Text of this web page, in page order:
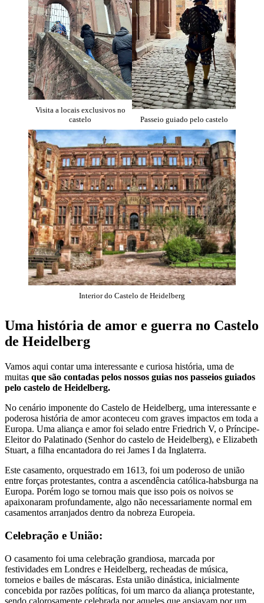
Visita a locais exclusivos no
castelo
Passeio guiado pelo castelo
Interior do Castelo de Heidelberg
Uma história de amor e guerra no Castelo
de Heidelberg
Vamos aqui contar uma interessante e curiosa história, uma de
muitas que são contadas pelos nossos guias nos passeios guiados
pelo castelo de Heidelberg.
No cenário imponente do Castelo de Heidelberg, uma interessante e
poderosa história de amor aconteceu com graves impactos em toda a
Europa. Uma aliança e amor foi selado entre Friedrich V, o Príncipe-
Eleitor do Palatinado (Senhor do castelo de Heidelberg), e Elizabeth
Stuart, a filha encantadora do rei James I da Inglaterra.
Este casamento, orquestrado em 1613, foi um poderoso de união
entre forças protestantes, contra a ascendência católica-habsburga na
Europa. Porém logo se tornou mais que isso pois os noivos se
apaixonaram profundamente, algo não necessariamente normal em
casamentos arranjados dentro da nobreza Europeia.
Celebração e União:
O casamento foi uma celebração grandiosa, marcada por
festividades em Londres e Heidelberg, recheadas de música,
torneios e bailes de máscaras. Esta união dinástica, inicialmente
concebida por razões políticas, foi um marco da aliança protestante,
sendo calorosamente celebrada por aqueles que ansiavam por um